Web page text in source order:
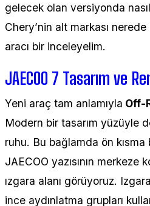
gelecek olan versiyonda
Chery’nin alt markası
aracı bir inceleyelim.
JAECOO 7 Tasarım ve
Yeni araç tam anlamıyla Off-
Modern bir tasarım yüzüyle
ruhu. Bu bağlamda ön kısma
JAECOO yazısının merkeze
ızgara alanı görüyoruz.
ince aydınlatma grupları